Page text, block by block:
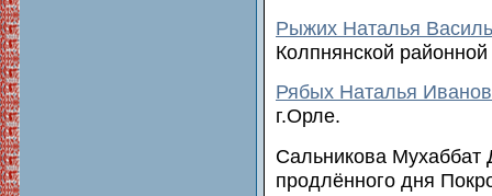
Рыжих Наталья
Колпнянской районной
Рябых Наталья
г.Орле.
Сальникова Мухаббат
продлённого дня